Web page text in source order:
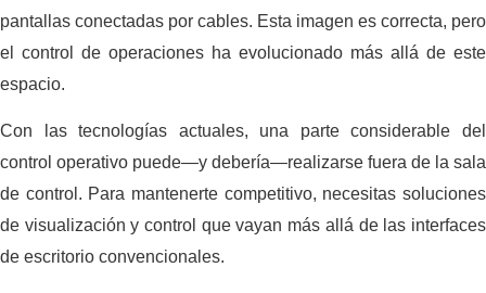
pantallas conectadas por cables. Esta imagen es correcta, pero
el control de operaciones ha evolucionado más allá de este
espacio.
Con las tecnologías actuales, una parte considerable del
control operativo puede—y debería—realizarse fuera de la sala
de control. Para mantenerte competitivo, necesitas soluciones
de visualización y control que vayan más allá de las interfaces
de escritorio convencionales.